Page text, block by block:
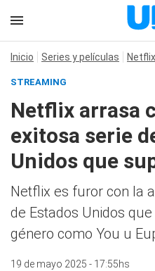
Inicio Series y películas Netflix
STREAMING
Netflix arrasa
exitosa serie
Unidos que
Netflix es furor con la
de Estados Unidos
género como You u
19 de mayo 2025 - 17:55hs